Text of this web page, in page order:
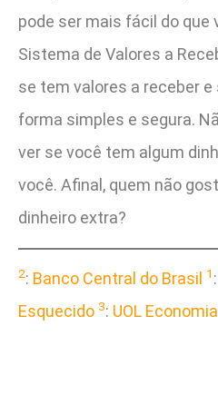
pode ser mais fácil do que
Sistema de Valores a
se tem valores a receber
forma simples e segura.
ver se você tem algum
você. Afinal, quem não
dinheiro extra?
2: Banco Central do Brasil 1 :
Esquecido 3: UOL Economia